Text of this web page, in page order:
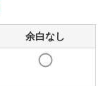
余白なし